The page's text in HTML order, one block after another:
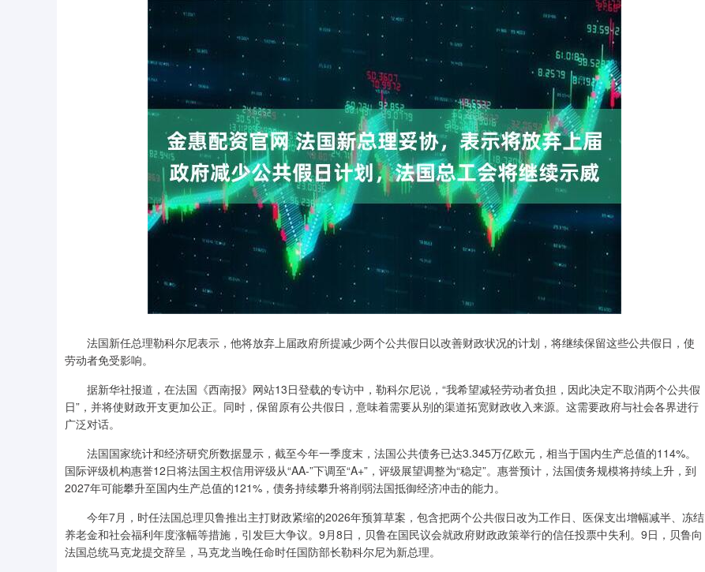
法国新任总理勒科尔尼表示，他将放弃上届政府所提减少两个公共假日以改善财政状况的计划，将继续保留这些公共假日，使
劳动者免受影响。
据新华社报道，在法国《西南报》网站13日登载的专访中，勒科尔尼说，“我希望减轻劳动者负担，因此决定不取消两个公共假
日”，并将使财政开支更加公正。同时，保留原有公共假日，意味着需要从别的渠道拓宽财政收入来源。这需要政府与社会各界进行
广泛对话。
法国国家统计和经济研究所数据显示，截至今年一季度末，法国公共债务已达3.345万亿欧元，相当于国内生产总值的114%。
国际评级机构惠誉12日将法国主权信用评级从“AA-”下调至“A+”，评级展望调整为“稳定”。惠誉预计，法国债务规模将持续上升，到
2027年可能攀升至国内生产总值的121%，债务持续攀升将削弱法国抵御经济冲击的能力。
今年7月，时任法国总理贝鲁推出主打财政紧缩的2026年预算草案，包含把两个公共假日改为工作日、医保支出增幅减半、冻结
养老金和社会福利年度涨幅等措施，引发巨大争议。9月8日，贝鲁在国民议会就政府财政政策举行的信任投票中失利。9日，贝鲁向
法国总统马克龙提交辞呈，马克龙当晚任命时任国防部长勒科尔尼为新总理。